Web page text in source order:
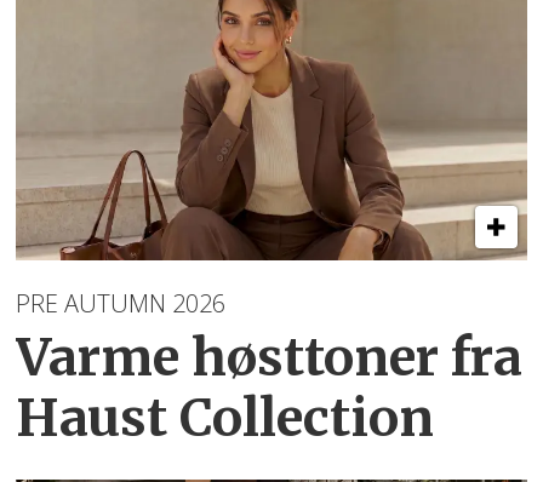
PRE AUTUMN 2026
Varme høsttoner fra
Haust Collection